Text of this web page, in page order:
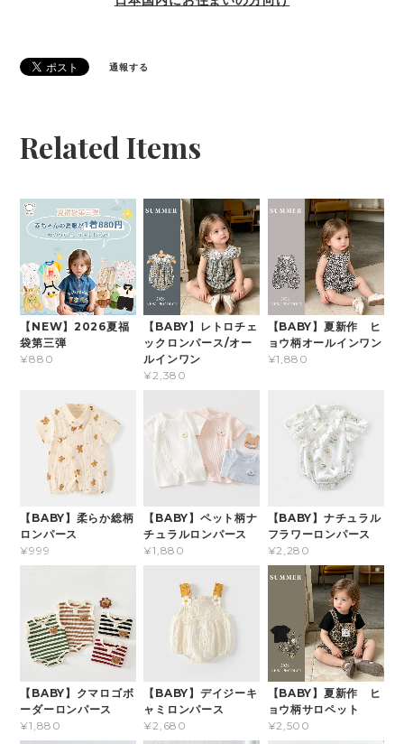
通報する
Related Items
【NEW】2026夏福
袋第三弾
¥880
【BABY】レトロチェ
ックロンパース/オー
ルインワン
¥2,380
【BABY】夏新作 ヒ
ョウ柄オールインワン
¥1,880
【BABY】柔らか総柄
ロンパース
¥999
【BABY】ペット柄ナ
チュラルロンパース
¥1,880
【BABY】ナチュラル
フラワーロンパース
¥2,280
【BABY】クマロゴボ
ーダーロンパース
¥1,880
【BABY】デイジーキ
ャミロンパース
¥2,680
【BABY】夏新作 ヒ
ョウ柄サロペット
¥2,500